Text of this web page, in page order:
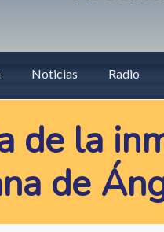
Noticias Radio
de la
de